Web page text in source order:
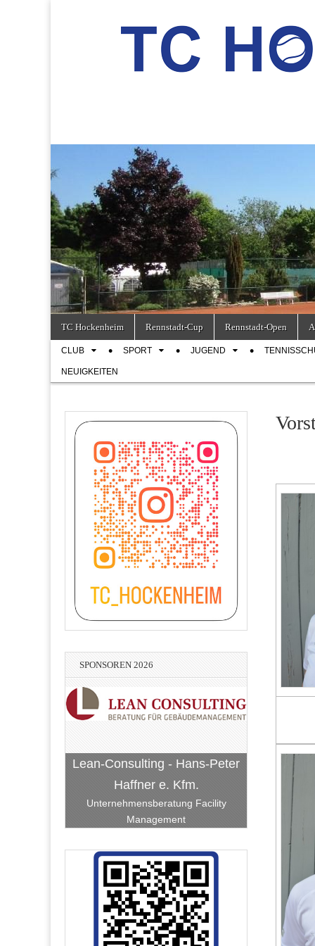
TC Hockenheim
Main
menu
content
TC Hockenheim Rennstadt-Cup Rennstadt-Open
SubCLUB SPORT JUGEND
NEUIGKEITEN
SPONSOREN 2026
Bach-Bellm-Heidrich-Becker
Hockenheim
BauART Hockenheim
Lean-Consulting - Hans-Peter
Haffner e. Kfm.
Unternehmensberatung Facility
Management
RATEC Hockenheim
Stadtwerke Hockenheim
Vereinigte VR Bank Kur- und
Rheinpfalz eG